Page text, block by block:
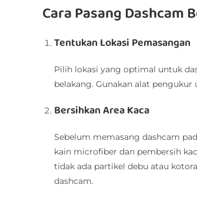
Cara Pasang Dashcam
Tentukan Lokasi Pemasangan
Pilih lokasi yang optimal untuk
belakang. Gunakan alat
Bersihkan Area Kaca
Sebelum memasang dashcam
kain microfiber dan pembersih
tidak ada partikel debu atau
dashcam.